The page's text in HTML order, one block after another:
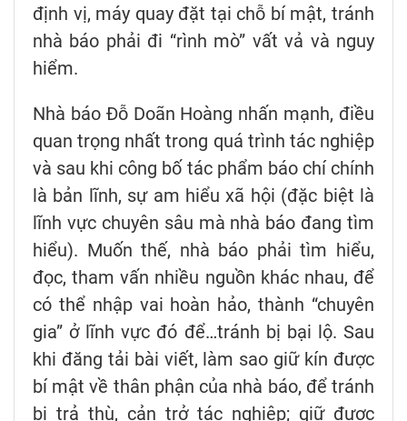
định vị, máy quay đặt tại chỗ bí mật, tránh
nhà báo phải đi “rình mò” vất vả và nguy
hiểm.
Nhà báo Đỗ Doãn Hoàng nhấn mạnh, điều
quan trọng nhất trong quá trình tác nghiệp
và sau khi công bố tác phẩm báo chí chính
là bản lĩnh, sự am hiểu xã hội (đặc biệt là
lĩnh vực chuyên sâu mà nhà báo đang tìm
hiểu). Muốn thế, nhà báo phải tìm hiểu,
đọc, tham vấn nhiều nguồn khác nhau, để
có thể nhập vai hoàn hảo, thành “chuyên
gia” ở lĩnh vực đó để…tránh bị bại lộ. Sau
khi đăng tải bài viết, làm sao giữ kín được
bí mật về thân phận của nhà báo, để tránh
bị trả thù, cản trở tác nghiệp; giữ được